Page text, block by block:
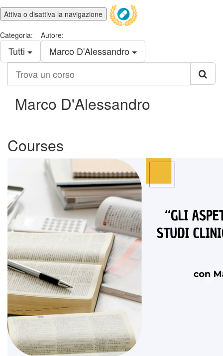
Attiva o disattiva la navigazione
Categoria:
Tutti
Autore:
Marco D'Alessandro
corso
Marco D'Alessandro
Courses